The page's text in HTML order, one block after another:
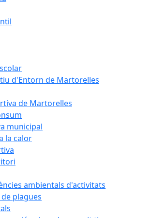
d'Entorn de Martorelles
de Martorelles
municipal
la calor
ambientals d'activitats
plagues